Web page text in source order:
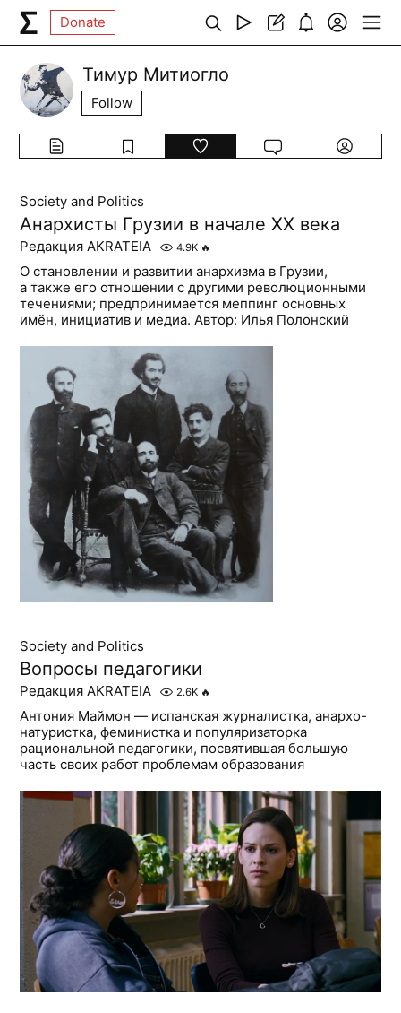
Donate
Тимур Митиогло
Follow
Society and Politics
Анархисты Грузии в начале ХХ века
Редакция AKRATEIA 4.9K 🔥
О становлении и развитии анархизма в Грузии,
а также его отношении с другими революционными
течениями; предпринимается меппинг основных
имён, инициатив и медиа. Автор: Илья Полонский
Society and Politics
Вопросы педагогики
Редакция AKRATEIA 2.6K 🔥
Антония Маймон — испанская журналистка, анархо-
натуристка, феминистка и популяризаторка
рациональной педагогики, посвятившая большую
часть своих работ проблемам образования